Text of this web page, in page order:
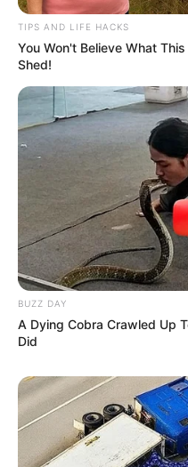
TIPS AND LIFE HACKS
You Won't Believe What
Shed!
BUZZ DAY
A Dying Cobra Crawled Up
Did